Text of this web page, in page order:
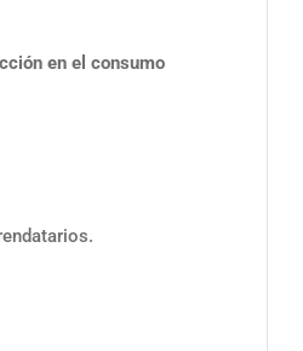
en el consumo